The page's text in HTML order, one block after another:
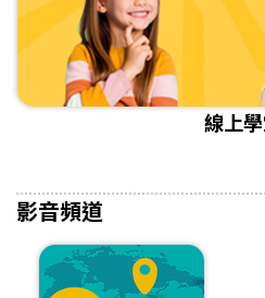
線上
影音頻道